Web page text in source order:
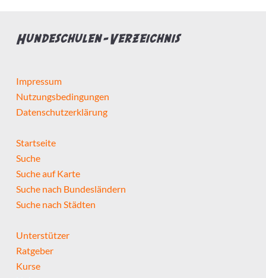
Hundeschulen-Verzeichnis
Impressum
Nutzungsbedingungen
Datenschutzerklärung
Startseite
Suche
Suche auf Karte
Suche nach Bundesländern
Suche nach Städten
Unterstützer
Ratgeber
Kurse